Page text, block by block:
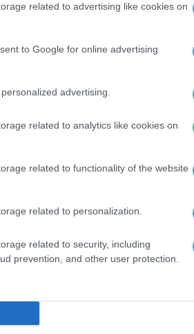
related to advertising like cookies on
to Google for online advertising
advertising.
related to analytics like cookies on
related to functionality of the website
related to personalization.
related to security, including
prevention, and other user protection.
(Cardlink)
σημειώθηκε
οφείλεται, τόσο στην
τράπεζες, η οποία
στη νέα 5ετή
Quest Energy
σε
πάρκων συνολικής
εγκατεστημένη ισχύς
περίοδο. Τα προ φόρων
μετά φόρων ανήλθαν σε 6,3
Τα έσοδα της μητρικής
ευρώ έναντι 5,5 εκατ.